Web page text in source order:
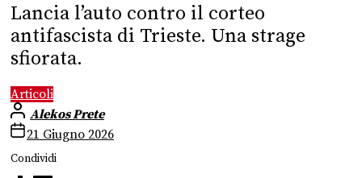
Lancia l’auto contro il corteo
antifascista di Trieste. Una strage
sfiorata.
Articoli
Alekos Prete
21 Giugno 2026
Condividi